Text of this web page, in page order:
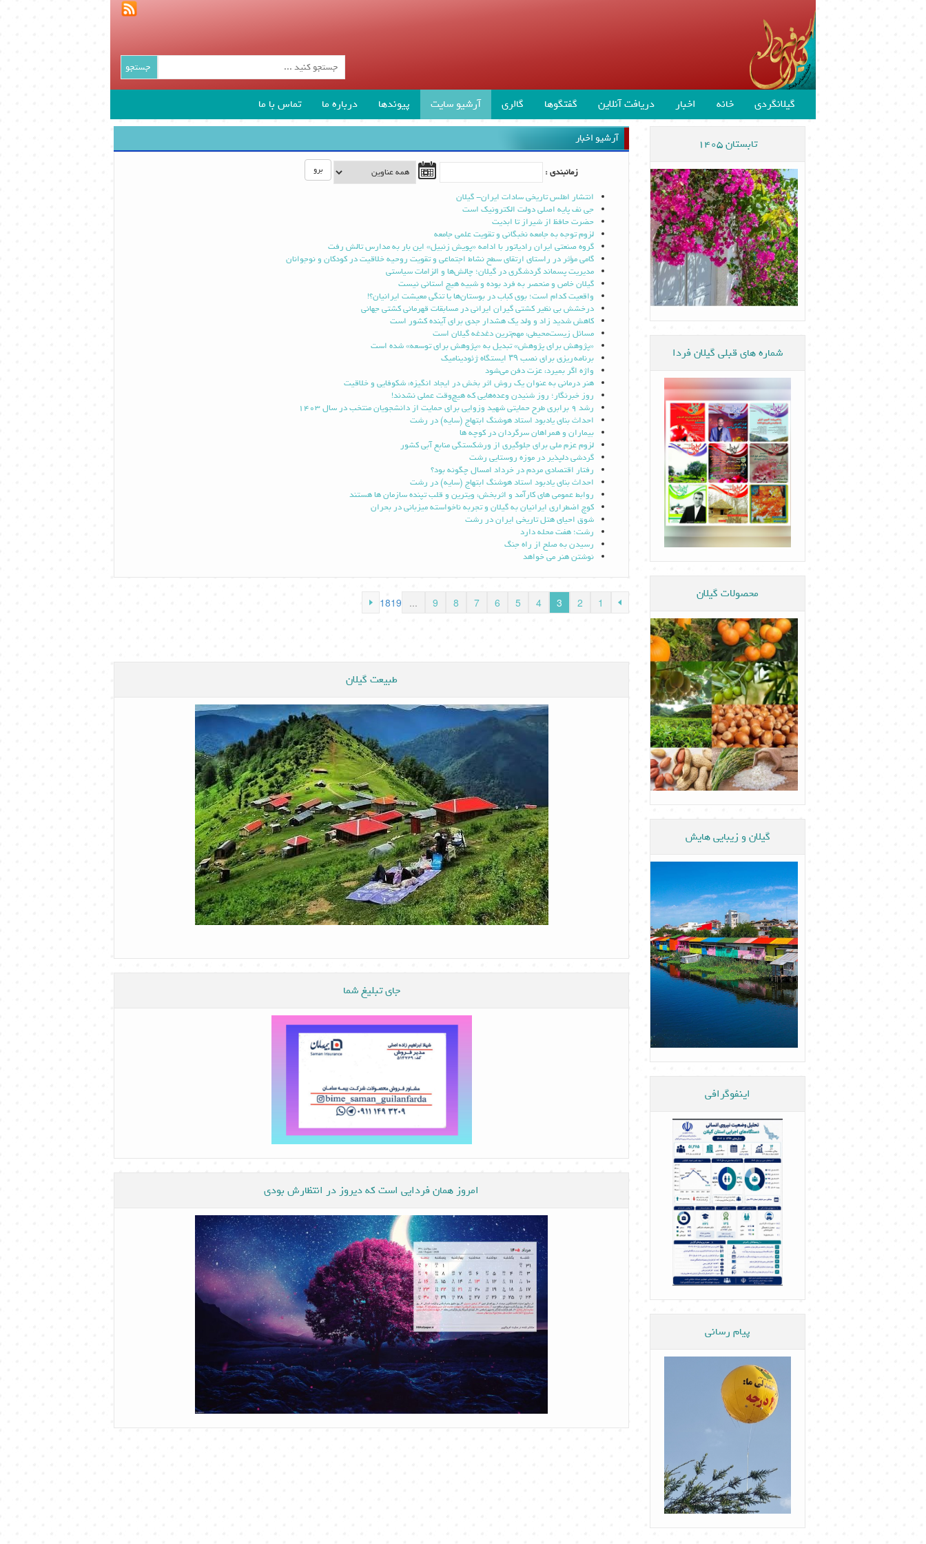
جستجو
گیلانگردی خانه اخبار دریافت آنلاین گفتگوها گالری آرشیو سایت پیوندها درباره ما تماس با ما
آرشیو اخبار
زمانبندی : برو
انتشار اطلس تاریخی سادات ایران- گیلان
جی نف پایه اصلی دولت الکترونیک است
حضرت حافظ از شیراز تا ابدیت
لزوم توجه به جامعه نخبگانی و تقویت علمی جامعه
گروه صنعتی ایران رادیاتور با ادامه «پویش زنبیل» این بار به مدارس تالش رفت
گامی مؤثر در راستای ارتقای سطح نشاط اجتماعی و تقویت روحیه خلاقیت در کودکان و نوجوانان
مدیریت پسماند گردشگری در گیلان؛ چالش‌ها و الزامات سیاستی
گیلان خاص و منحصر به فرد بوده و شبیه هیچ استانی نیست
واقعیت کدام است؛ بوی کباب در بوستان‌ها یا تنگی معیشت ایرانیان؟!
درخشش بی نظیر کشتی گیران ایرانی در مسابقات قهرمانی کشتی جهانی
کاهش شدید زاد و ولد یک هشدار جدی برای آینده کشور است
مسائل زیست‌محیطی، مهم‌ترین دغدغه گیلان است
«پژوهش برای پژوهش» تبدیل به «پژوهش برای توسعه» شده است
برنامه ریزی برای نصب ۳۹ ایستگاه ژئودینامیک
واژه اگر بمیرد، عزت دفن می‌شود
هنر درمانی به عنوان یک روش اثر بخش در ایجاد انگیزه، شکوفایی و خلاقیت
روز خبرنگار؛ روز شنیدن وعده‌هایی که هیچ‌وقت عملی نشدند!
رشد 9 برابری طرح حمایتی شهید وزوایی برای حمایت از دانشجویان منتخب در سال 1403
احداث بنای یادبود استاد هوشنگ ابتهاج (سایه) در رشت
بیماران و همراهان سرگردان در کوچه ها
لزوم عزم ملی برای جلوگیری از ورشکستگی منابع آبی کشور
گردشی دلپذیر در موزه روستایی رشت
رفتار اقتصادی مردم در خرداد امسال چگونه بود؟
احداث بنای یادبود استاد هوشنگ ابتهاج (سایه) در رشت
روابط عمومی های کارآمد و اثربخش، ویترین و قلب تپنده سازمان ها هستند
کوچ اضطراری ایرانیان به گیلان و تجربه ناخواسته میزبانی در بحران
شوق احیای هتل تاریخی ایران در رشت
رشت؛ هفت محله دارد
رسیدن به صلح از راه جنگ
نوشتن هنر می خواهد
1
2
3
4
5
6
7
8
9
...
1819
طبیعت گیلان
جای تبلیغ شما
امروز همان فردایی است که دیروز در انتظارش بودی
تابستان 1405
شماره های قبلی گیلان فردا
محصولات گیلان
گیلان و زیبایی هایش
اینفوگرافی
پیام رسانی